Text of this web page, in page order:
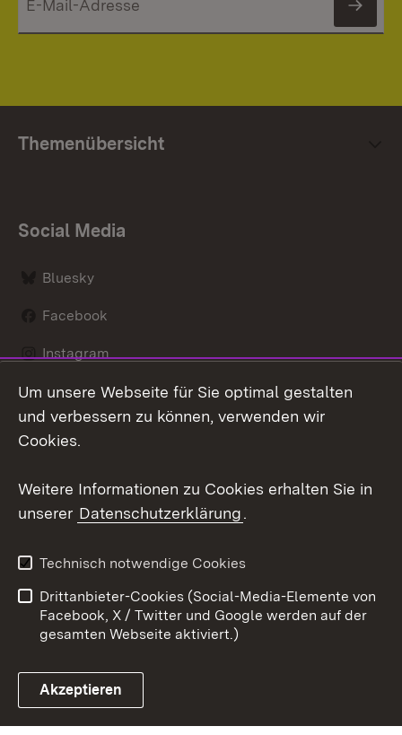
Themenübersicht
Social Media
Bluesky
Facebook
Instagram
LinkedIn
Link zum Landesportal
Datenschutz
Barrierefreiheit
Impressum
Cookies
Um unsere Webseite für Sie optimal gestalten
und verbessern zu können, verwenden wir
Cookies.
Weitere Informationen zu Cookies erhalten Sie in
unserer Datenschutzerklärung.
Technisch notwendige Cookies
Drittanbieter-Cookies (Social-Media-Elemente von
Facebook, X / Twitter und Google werden auf der
gesamten Webseite aktiviert.)
Akzeptieren